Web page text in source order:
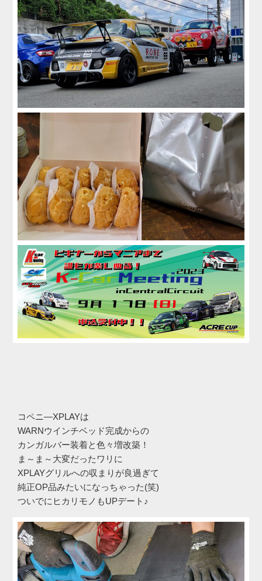
コペニ―XPLAYは
WARNウインチベッド完成からの
カンガルバー装着と色々増改築！
ま～ま～大変だったワリに
XPLAYグリルへの収まりが良過ぎて
純正OP品みたいになっちゃった(笑)
ついでにヒカリモノもUPデート♪